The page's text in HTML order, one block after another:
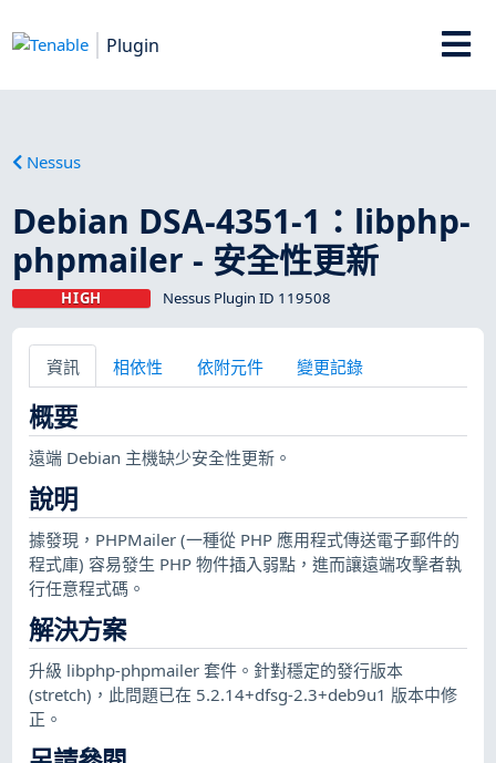
Plugin
Nessus
Debian DSA-4351-1：libphp-
phpmailer - 安全性更新
HIGH Nessus Plugin ID 119508
資訊 相依性 依附元件 變更記錄
概要
遠端 Debian 主機缺少安全性更新。
說明
據發現，PHPMailer (一種從 PHP 應用程式傳送電子郵件的
程式庫) 容易發生 PHP 物件插入弱點，進而讓遠端攻擊者執
行任意程式碼。
解決方案
升級 libphp-phpmailer 套件。針對穩定的發行版本
(stretch)，此問題已在 5.2.14+dfsg-2.3+deb9u1 版本中修
正。